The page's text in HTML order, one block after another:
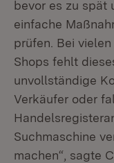
bevor es zu spät
einfache
prüfen. Bei
Shops fehlt
unvollständige
Verkäufer oder
Suchmaschine
machen“, sagte